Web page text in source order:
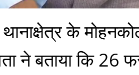
के
ने बताया कि 26